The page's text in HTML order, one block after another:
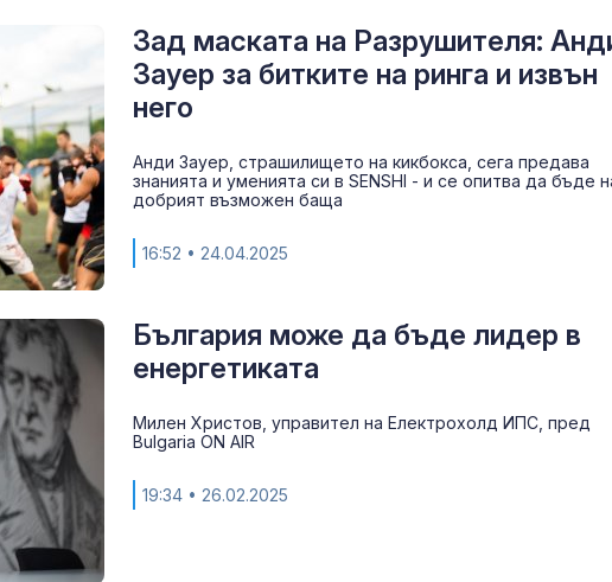
Зад маската на Разрушителя:
Зауер за битките на ринга и извън
него
Анди Зауер, страшилището на кикбокса, сега предава
знанията и уменията си в SENSHI - и се опитва да бъде
добрият възможен баща
16:52 • 24.04.2025
България може да бъде лидер в
енергетиката
Милен Христов, управител на Електрохолд ИПС, пред
Bulgaria ON AIR
19:34 • 26.02.2025